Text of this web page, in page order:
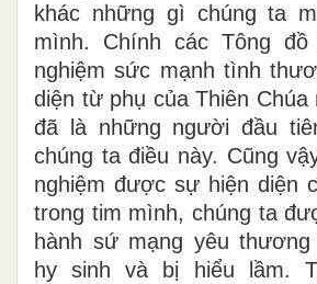
khác những gì chúng ta
mình. Chính các Tông
nghiệm sức mạnh tình
diện từ phụ của Thiên
đã là những người đầu
chúng ta điều này. Cũng
nghiệm được sự hiện diện
trong tim mình, chúng ta
hành sứ mạng yêu
hy sinh và bị hiểu lầm.